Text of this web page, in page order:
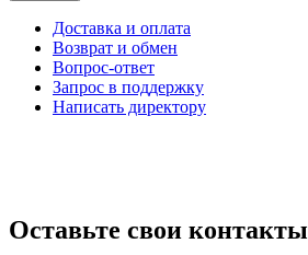
Доставка и оплата
Возврат и обмен
Вопрос-ответ
Запрос в поддержку
Написать директору
Оставьте свои контакты